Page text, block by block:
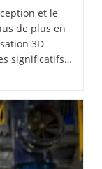
et le
de plus en
3D
significatifs…